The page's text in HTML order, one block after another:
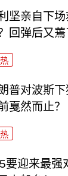
坚亲自下
回弹后又蔫
普对波斯
戛然而止？
要迎来最强